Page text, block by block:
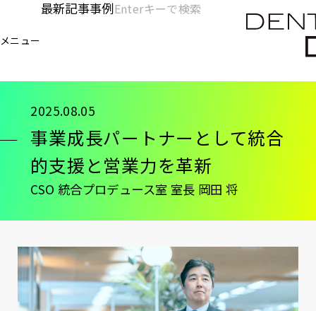
ン
ン
ツ
メニュー
[KC]
ー
-
メ
最新記事事例
検
索
事
事業成長パートナーとして統合
的支援と営業力を革新
CSO 統合プロデュース室 室長 岡田 将
2025.08.05